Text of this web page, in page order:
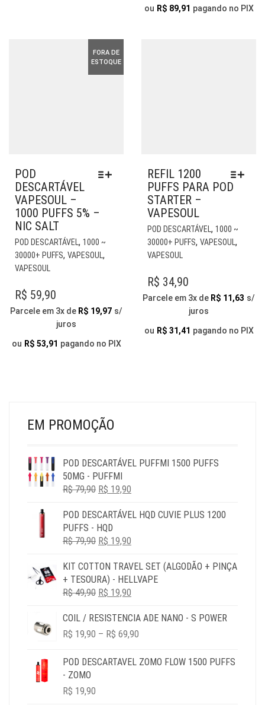
SER
ERA:
É:
ou R$ 89,91 pagando no PIX
FORA DE
ESTOQUE
POD
DESCARTÁVEL
VAPESOUL –
1000 PUFFS 5% –
NIC SALT
POD DESCARTÁVEL, 1000 ~
30000+ PUFFS, VAPESOUL,
VAPESOUL
PRODUTO
VARIANTES.
OPÇÕES
PODEM
SER
R$ 59,90
Parcele em 3x de R$ 19,97 s/
juros
ou R$ 53,91 pagando no PIX
REFIL 1200
PUFFS PARA POD
STARTER –
VAPESOUL
POD DESCARTÁVEL, 1000 ~
30000+ PUFFS, VAPESOUL,
VAPESOUL
SER
R$ 34,90
Parcele em 3x de R$ 11,63 s/
juros
ou R$ 31,41 pagando no PIX
EM PROMOÇÃO
POD DESCARTÁVEL PUFFMI 1500 PUFFS
50MG - PUFFMI
R$79,90 O
ORIGINAL
ERA:
R$ 79,90.
R$ 19,90
ATUAL
POD DESCARTÁVEL HQD CUVIE PLUS 1200
PUFFS - HQD
R$79,90 O
ORIGINAL
ERA:
R$ 79,90.
R$ 19,90
ATUAL
É:
KIT COTTON TRAVEL SET (ALGODÃO + PINÇA
+ TESOURA) - HELLVAPE
R$49,90 O
ORIGINAL
ERA:
R$ 19,90
ATUAL
É:
COIL / RESISTENCIA ADE NANO - S POWER
R$ 19,90 – R$ 69,90
R$ 19,90
POD DESCARTAVEL ZOMO FLOW 1500 PUFFS
- ZOMO
R$ 19,90